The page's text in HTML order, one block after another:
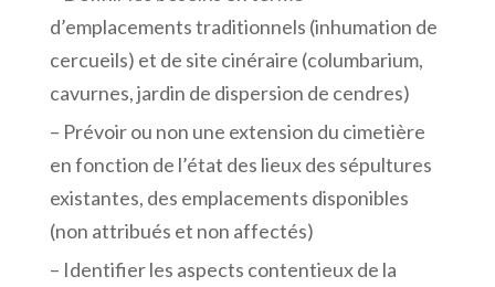
d’emplacements traditionnels (inhumation de
cercueils) et de site cinéraire (columbarium,
cavurnes, jardin de dispersion de cendres)
– Prévoir ou non une extension du cimetière
en fonction de l’état des lieux des sépultures
existantes, des emplacements disponibles
(non attribués et non affectés)
– Identifier les aspects contentieux de la